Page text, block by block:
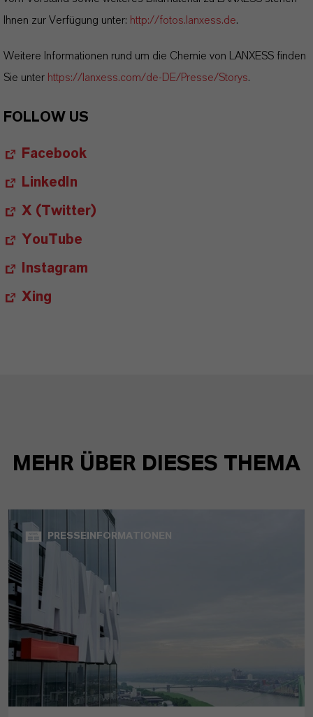
Ihnen zur Verfügung unter: http://fotos.lanxess.de.
Weitere Informationen rund um die Chemie von LANXESS finden
Sie unter https://lanxess.com/de-DE/Presse/Storys.
FOLLOW US
Facebook
LinkedIn
X (Twitter)
YouTube
Instagram
Xing
MEHR ÜBER DIESES THEMA
PRESSEINFORMATIONEN